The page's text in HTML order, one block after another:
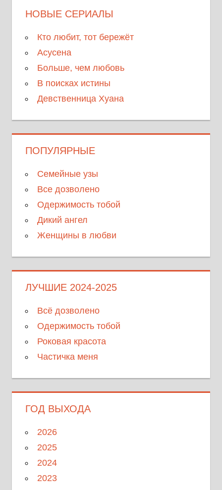
НОВЫЕ СЕРИАЛЫ
Кто любит, тот бережёт
Асусена
Больше, чем любовь
В поисках истины
Девственница Хуана
ПОПУЛЯРНЫЕ
Семейные узы
Все дозволено
Одержимость тобой
Дикий ангел
Женщины в любви
ЛУЧШИЕ 2024-2025
Всё дозволено
Одержимость тобой
Роковая красота
Частичка меня
ГОД ВЫХОДА
2026
2025
2024
2023